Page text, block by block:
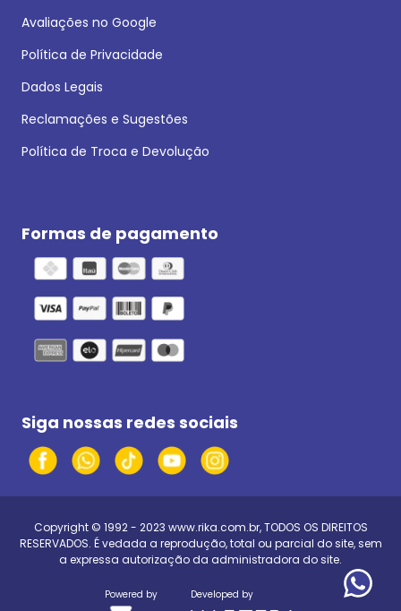
Avaliações no Google
Política de Privacidade
Dados Legais
Reclamações e Sugestões
Política de Troca e Devolução
Formas de pagamento
Siga nossas redes sociais
Copyright © 1992 - 2023 www.rika.com.br, TODOS OS DIREITOS
RESERVADOS. É vedada a reprodução, total ou parcial do site, sem
a expressa autorização da administradora do site.
Powered by Developed by